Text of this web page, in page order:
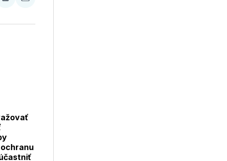
Zdieľať
LinkedIne
Zdieľať
E-